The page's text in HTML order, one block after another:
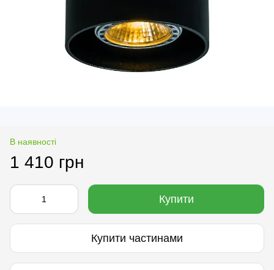
В наявності
1 410 грн
Купити
Купити частинами